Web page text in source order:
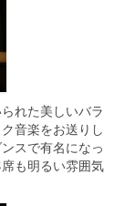
れた美しいバラ
音楽をお送りし
スで有名になっ
も明るい雰囲気